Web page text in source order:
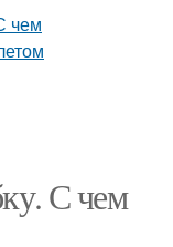
С чем